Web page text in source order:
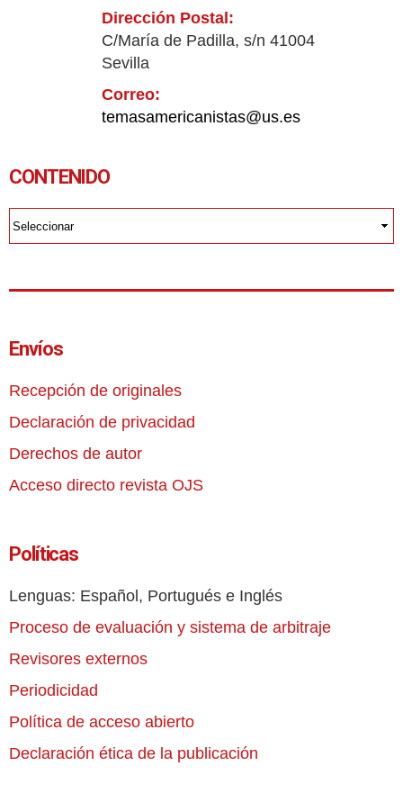
Dirección Postal:
C/María de Padilla, s/n 41004
Sevilla
Correo:
temasamericanistas@us.es
CONTENIDO
Envíos
Recepción de originales
Declaración de privacidad
Derechos de autor
Acceso directo revista OJS
Políticas
Lenguas: Español, Portugués e Inglés
Proceso de evaluación y sistema de arbitraje
Revisores externos
Periodicidad
Política de acceso abierto
Declaración ética de la publicación